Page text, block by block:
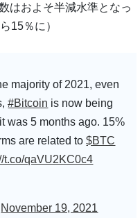
はおよそ半減水準となっ
15％に）
majority of 2021, even
#Bitcoin is now being
was 5 months ago. 15%
are related to$BTC
t.co/qaVU2KC0c4
November 19, 2021